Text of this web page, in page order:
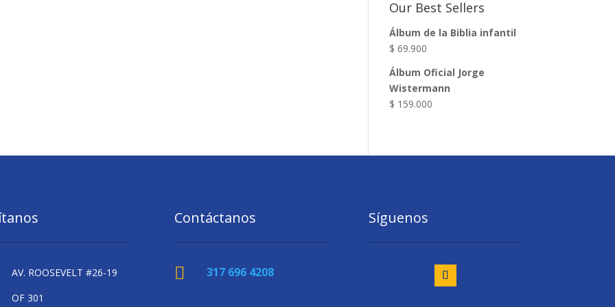
Our Best Sellers
Álbum de la Biblia infantil
$ 69.900
Álbum Oficial Jorge
Wistermann
$ 159.000
AV. ROOSEVELT #26-19
OF 301
Contáctanos
 317 696 4208
Síguenos